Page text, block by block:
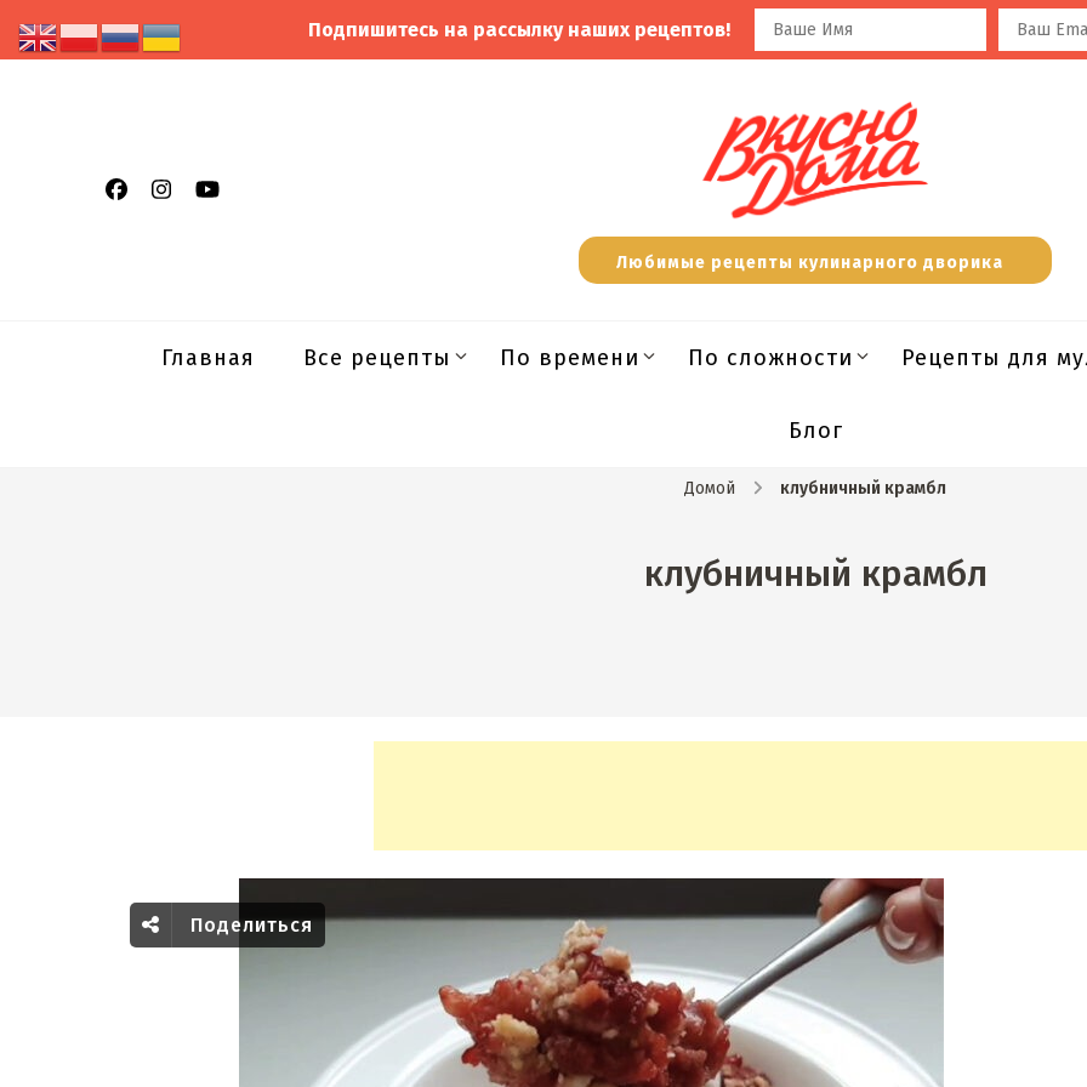
Подпишитесь на рассылку наших рецептов!
Любимые рецепты кулинарного дворика
Главная Все рецепты По времени По сложности Рецепты для
Блог
Домой клубничный крамбл
клубничный крамбл
Поделиться